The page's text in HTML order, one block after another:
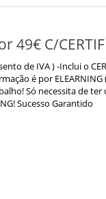
49€ C/
de IVA ) -Inclui o
é por ELEARNING
Só necessita de
Sucesso Garantido